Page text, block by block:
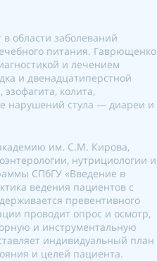
области заболеваний
питания. Гаврющенко
и лечением
и двенадцатиперстной
колита,
нарушений стула — диареи и
им. С.М. Кирова,
нутрициологии и
СПбГУ «Введение в
ведения пациентов с
превентивного
проводит опрос и осмотр,
и инструментальную
индивидуальный план
и целей пациента.